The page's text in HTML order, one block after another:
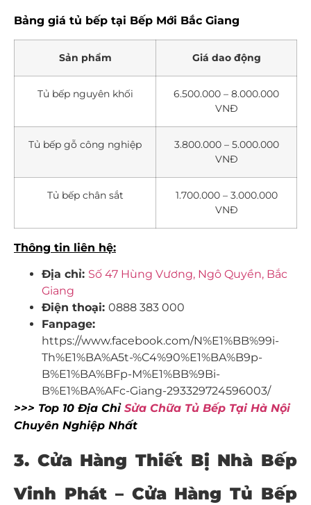
Bảng giá tủ bếp tại Bếp Mới Bắc Giang
Sản phẩm Giá dao động
Tủ bếp nguyên khối
6.500.000 – 8.000.000
VNĐ
Tủ bếp gỗ công nghiệp
3.800.000 – 5.000.000
VNĐ
Tủ bếp chân sắt
1.700.000 – 3.000.000
VNĐ
Thông tin liên hệ:
Địa chỉ: Số 47 Hùng Vương, Ngô Quyền, Bắc
Giang
Điện thoại: 0888 383 000
Fanpage:
https://www.facebook.com/N%E1%BB%99i-
Th%E1%BA%A5t-%C4%90%E1%BA%B9p-
B%E1%BA%BFp-M%E1%BB%9Bi-
B%E1%BA%AFc-Giang-293329724596003/
>>> Top 10 Địa Chỉ Sửa Chữa Tủ Bếp Tại Hà Nội
Chuyên Nghiệp Nhất
3. Cửa Hàng Thiết Bị Nhà Bếp
Vinh Phát – Cửa Hàng Tủ Bếp